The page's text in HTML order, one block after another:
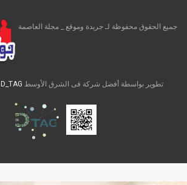
جميع الحقوق محفوظة لـ جريدة وموقع _ مجلة العاصمة
تطوير بواسطة أفضل شركة فى الشرق الأوسط MADE WITH D_TAG